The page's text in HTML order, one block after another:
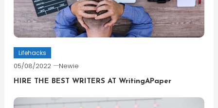
Lifehacks
05/08/2022 Newie
HIRE THE BEST WRITERS AT WritingAPaper